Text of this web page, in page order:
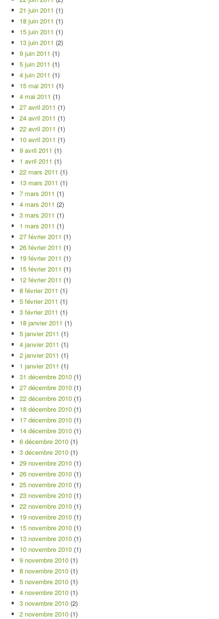
21 juin 2011 (1)
18 juin 2011 (1)
15 juin 2011 (1)
13 juin 2011 (2)
9 juin 2011 (1)
5 juin 2011 (1)
4 juin 2011 (1)
15 mai 2011 (1)
4 mai 2011 (1)
27 avril 2011 (1)
24 avril 2011 (1)
22 avril 2011 (1)
10 avril 2011 (1)
9 avril 2011 (1)
1 avril 2011 (1)
22 mars 2011 (1)
13 mars 2011 (1)
7 mars 2011 (1)
4 mars 2011 (2)
3 mars 2011 (1)
1 mars 2011 (1)
27 février 2011 (1)
26 février 2011 (1)
19 février 2011 (1)
15 février 2011 (1)
12 février 2011 (1)
8 février 2011 (1)
5 février 2011 (1)
3 février 2011 (1)
18 janvier 2011 (1)
5 janvier 2011 (1)
4 janvier 2011 (1)
2 janvier 2011 (1)
1 janvier 2011 (1)
31 décembre 2010 (1)
27 décembre 2010 (1)
22 décembre 2010 (1)
18 décembre 2010 (1)
17 décembre 2010 (1)
14 décembre 2010 (1)
6 décembre 2010 (1)
3 décembre 2010 (1)
29 novembre 2010 (1)
26 novembre 2010 (1)
25 novembre 2010 (1)
23 novembre 2010 (1)
22 novembre 2010 (1)
19 novembre 2010 (1)
15 novembre 2010 (1)
13 novembre 2010 (1)
10 novembre 2010 (1)
9 novembre 2010 (1)
8 novembre 2010 (1)
5 novembre 2010 (1)
4 novembre 2010 (1)
3 novembre 2010 (2)
2 novembre 2010 (1)